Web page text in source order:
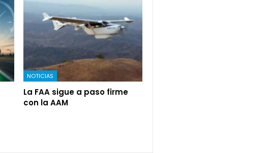
NOTICIAS
La FAA sigue a paso firme
con la AAM